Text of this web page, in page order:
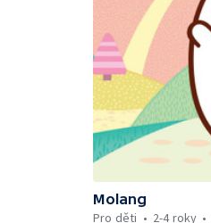
Molang
Pro děti
2-4 roky